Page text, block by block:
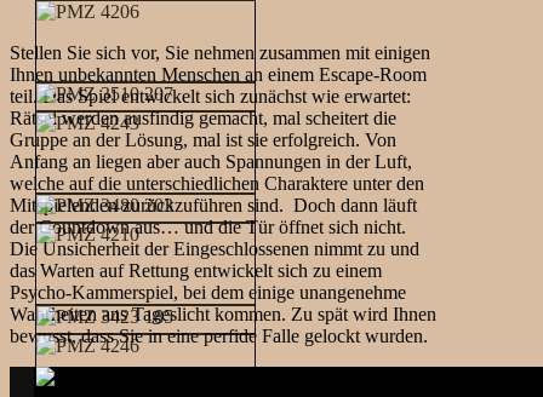
Stellen Sie sich vor, Sie nehmen zusammen mit einigen
Ihnen unbekannten Menschen an einem Escape-Room
teil. Das Spiel entwickelt sich zunächst wie erwartet:
Rätsel werden ausfindig gemacht, mal scheitert die
Gruppe an der Lösung, mal ist sie erfolgreich. Von
Anfang an liegen aber auch Spannungen in der Luft,
welche auf die unterschiedlichen Charaktere unter den
Mitspielenden zurückzuführen sind. Doch dann läuft
der Countdown aus… und die Tür öffnet sich nicht.
Die Unsicherheit der Eingeschlossenen nimmt zu und
das Warten auf Rettung entwickelt sich zu einem
Psycho-Kammerspiel, bei dem einige unangenehme
Wahrheiten ans Tageslicht kommen. Zu spät wird Ihnen
bewusst, dass Sie in eine perfide Falle gelockt wurden.